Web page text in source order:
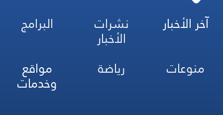
آخر الأخبار نشرات
الأخبار
البرامج
منوعات
رياضة مواقع
وخدمات